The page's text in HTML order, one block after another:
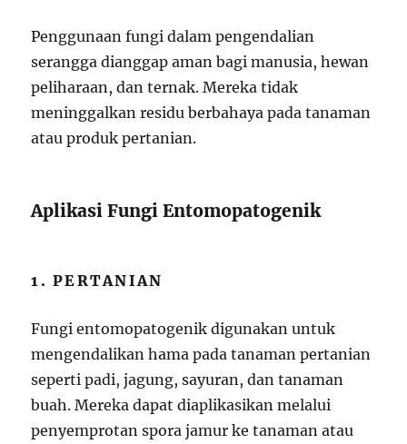
Penggunaan fungi dalam pengendalian
serangga dianggap aman bagi manusia, hewan
peliharaan, dan ternak. Mereka tidak
meninggalkan residu berbahaya pada tanaman
atau produk pertanian.
Aplikasi Fungi Entomopatogenik
1. PERTANIAN
Fungi entomopatogenik digunakan untuk
mengendalikan hama pada tanaman pertanian
seperti padi, jagung, sayuran, dan tanaman
buah. Mereka dapat diaplikasikan melalui
penyemprotan spora jamur ke tanaman atau